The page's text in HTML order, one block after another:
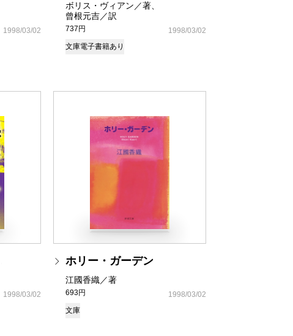
1998/03/02
ボリス・ヴィアン／著、
曾根元吉／訳
737円
1998/03/02
文庫電子書籍あり
1998/03/02
ホリー・ガーデン
江國香織／著
693円
1998/03/02
文庫